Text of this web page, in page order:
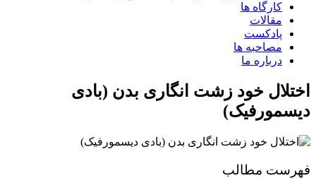
کارگاه ها
مقالات
پادکست
مصاحبه ها
درباره ما
اختلال خود زشت انگاری بدن (بادی
دیسمورفیک)
فهرست مطالب